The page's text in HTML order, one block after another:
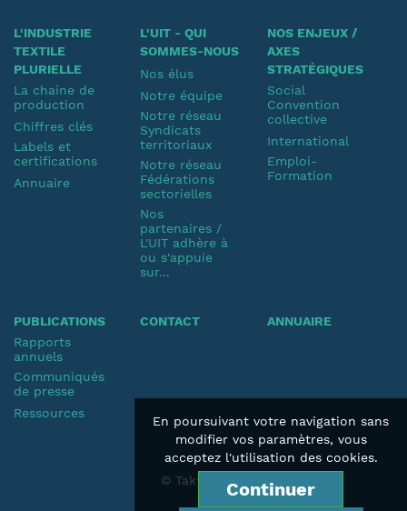
L'INDUSTRIE
TEXTILE
PLURIELLE
La chaine de
production
Chiffres clés
Labels et
certifications
Annuaire
L'UIT - QUI
SOMMES-NOUS
Nos élus
Notre équipe
Notre réseau
Syndicats
territoriaux
Notre réseau
Fédérations
sectorielles
Nos
partenaires /
L'UIT adhère à
ou s'appuie
sur...
NOS ENJEUX /
AXES
STRATÉGIQUES
Social
Convention
collective
International
Emploi-
Formation
PUBLICATIONS
Rapports
annuels
Communiqués
de presse
Ressources
CONTACT ANNUAIRE
© Taktik 2019
En poursuivant votre navigation sans
modifier vos paramètres, vous
acceptez l'utilisation des cookies.
Continuer